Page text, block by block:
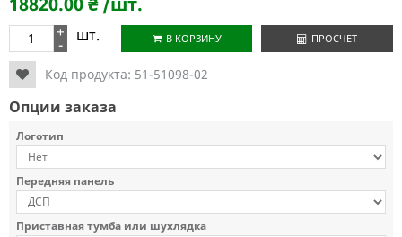
+
- шт. В КОРЗИНУ ПРОСЧЕТ
Код продукта: 51-51098-02
Опции заказа
Логотип
Передняя панель
Приставная тумба или шухлядка